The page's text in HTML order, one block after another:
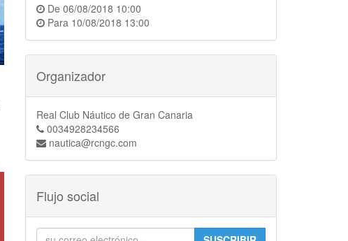
De 06/08/2018 10:00
Para 10/08/2018 13:00
Organizador
Real Club Náutico de Gran Canaria
0034928234566
nautica@rcngc.com
Flujo social